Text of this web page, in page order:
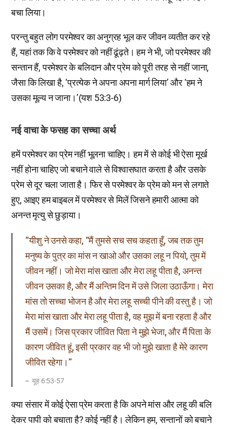
बचा लिया।
परन्तु बहुत लोग परमेश्वर का अनुग्रह भूल कर जीवन व्यतीत कर रहे
हैं, यहां तक कि वे परमेश्वर को नहीं ढूंढ़ते। हम ने भी, जो परमेश्वर की
सन्तान हैं, परमेश्वर के बलिदान और प्रेम को पूरी तरह से नहीं जाना,
जैसा कि लिखा है, ‘प्रत्येक ने अपना अपना मार्ग लिया’ और ‘हम ने
उसका मूल्य न जाना।’(यश 53:3-6)
नई वाचा के फसह का सच्चा अर्थ
हमें परमेश्वर का प्रेम नहीं भूलना चाहिए। हम में से कोई भी ऐसा मूर्ख
नहीं होना चाहिए जो बचाने वाले से विश्वासघात करता है और उसके
प्रेम से दूर चला जाता है। फिर से परमेश्वर के प्रेम को मन से लगाते
हुए, आइए हम बाइबल में परमेश्वर से मिलें जिसने हमारी आत्मा को
अनन्त मृत्यु से छुड़ाया।
“यीशु ने उनसे कहा, “मैं तुमसे सच सच कहता हूँ, जब तक तुम
मनुष्य के पुत्र का मांस न खाओ और उसका लहू न पियो, तुम में
जीवन नहीं। जो मेरा मांस खाता और मेरा लहू पीता है, अनन्त
जीवन उसका है, और मैं अन्तिम दिन में उसे जिला उठाऊँगा। मेरा
मांस तो सच्चा भोजन है और मेरा लहू सच्ची पीने की वस्तु है। जो
मेरा मांस खाता और मेरा लहू पीता है, वह मुझ में बना रहता है और
मैं उसमें। जिस प्रकार जीवित पिता ने मुझे भेजा, और मैं पिता के
कारण जीवित हूं, इसी प्रकार वह भी जो मुझे खाता है मेरे कारण
जीवित रहेगा।”
यूह 6:53-57
क्या संसार में कोई ऐसा प्रेम करता है कि अपने मांस और लहू की बलि
देकर पापी को बचाता है? कोई नहीं है। लेकिन हम, सन्तानों को बचाने